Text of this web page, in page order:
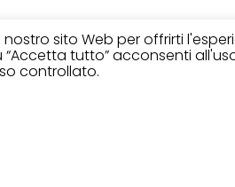
nostro sito Web per offrirti
tutto” acconsenti
controllato.